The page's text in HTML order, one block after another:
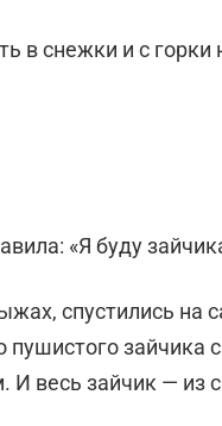
в снежки и с горки
«Я буду
спустились на
пушистого
весь зайчик — из